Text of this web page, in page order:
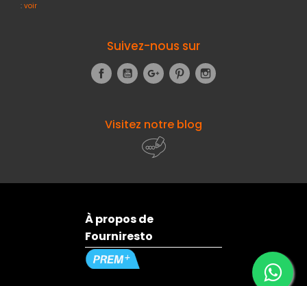
: voir
Suivez-nous sur
FacebookYouTubeGoogle+Pinterest
Visitez notre blog
À propos de
Fourniresto